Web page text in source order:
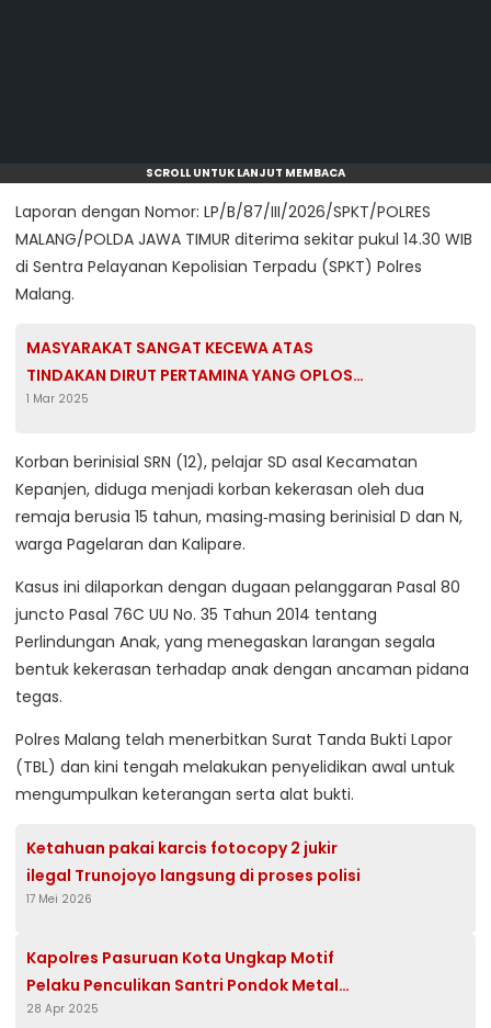
SCROLL UNTUK LANJUT MEMBACA
Laporan dengan Nomor: LP/B/87/III/2026/SPKT/POLRES
MALANG/POLDA JAWA TIMUR diterima sekitar pukul 14.30 WIB
di Sentra Pelayanan Kepolisian Terpadu (SPKT) Polres
Malang.
MASYARAKAT SANGAT KECEWA ATAS
TINDAKAN DIRUT PERTAMINA YANG OPLOS
PERTALITE JADI PERTAMAX
1 Mar 2025
Korban berinisial SRN (12), pelajar SD asal Kecamatan
Kepanjen, diduga menjadi korban kekerasan oleh dua
remaja berusia 15 tahun, masing‑masing berinisial D dan N,
warga Pagelaran dan Kalipare.
Kasus ini dilaporkan dengan dugaan pelanggaran Pasal 80
juncto Pasal 76C UU No. 35 Tahun 2014 tentang
Perlindungan Anak, yang menegaskan larangan segala
bentuk kekerasan terhadap anak dengan ancaman pidana
tegas.
Polres Malang telah menerbitkan Surat Tanda Bukti Lapor
(TBL) dan kini tengah melakukan penyelidikan awal untuk
mengumpulkan keterangan serta alat bukti.
Ketahuan pakai karcis fotocopy 2 jukir
ilegal Trunojoyo langsung di proses polisi
17 Mei 2026
Kapolres Pasuruan Kota Ungkap Motif
Pelaku Penculikan Santri Pondok Metal
Rejoso
28 Apr 2025